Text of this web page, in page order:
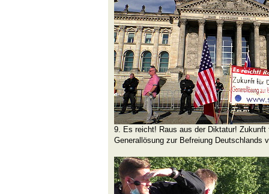
9. Es reicht! Raus aus der Diktatur! Zukunft
Generallösung zur Befreiung Deutschlands